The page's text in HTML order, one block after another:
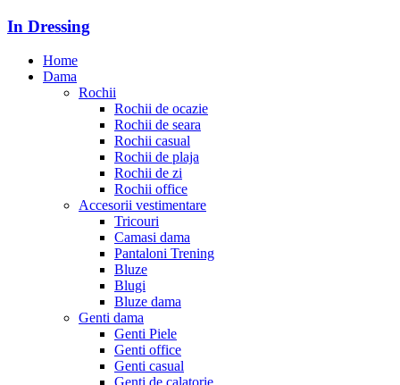
In Dressing
Home
Dama
Rochii
Rochii de ocazie
Rochii de seara
Rochii casual
Rochii de plaja
Rochii de zi
Rochii office
Accesorii vestimentare
Tricouri
Camasi dama
Pantaloni Trening
Bluze
Blugi
Bluze dama
Genti dama
Genti Piele
Genti office
Genti casual